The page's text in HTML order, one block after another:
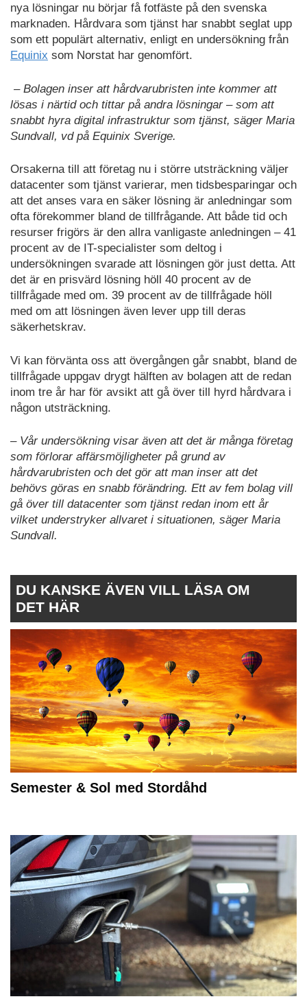
nya lösningar nu börjar få fotfäste på den svenska
marknaden. Hårdvara som tjänst har snabbt seglat upp
som ett populärt alternativ, enligt en undersökning från
Equinix som Norstat har genomfört.
– Bolagen inser att hårdvarubristen inte kommer att
lösas i närtid och tittar på andra lösningar – som att
snabbt hyra digital infrastruktur som tjänst, säger Maria
Sundvall, vd på Equinix Sverige.
Orsakerna till att företag nu i större utsträckning väljer
datacenter som tjänst varierar, men tidsbesparingar och
att det anses vara en säker lösning är anledningar som
ofta förekommer bland de tillfrågande. Att både tid och
resurser frigörs är den allra vanligaste anledningen – 41
procent av de IT-specialister som deltog i
undersökningen svarade att lösningen gör just detta. Att
det är en prisvärd lösning höll 40 procent av de
tillfrågade med om. 39 procent av de tillfrågade höll
med om att lösningen även lever upp till deras
säkerhetskrav.
Vi kan förvänta oss att övergången går snabbt, bland de
tillfrågade uppgav drygt hälften av bolagen att de redan
inom tre år har för avsikt att gå över till hyrd hårdvara i
någon utsträckning.
– Vår undersökning visar även att det är många företag
som förlorar affärsmöjligheter på grund av
hårdvarubristen och det gör att man inser att det
behövs göras en snabb förändring. Ett av fem bolag vill
gå över till datacenter som tjänst redan inom ett år
vilket understryker allvaret i situationen, säger Maria
Sundvall.
DU KANSKE ÄVEN VILL LÄSA OM
DET HÄR
Semester & Sol med Stordåhd